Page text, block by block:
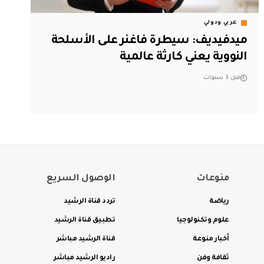
عربي ودولي
ميدفيديف: سيطرة فاغنر على الأسلحة
النووية يعني كارثة عالمية
قبل 3 سنوات
منوعات
رياضة
علوم وتكنولوجيا
أخبار منوعة
ثقافة وفن
الوصول السريع
تردد قناة الرشيد
تطبيق قناة الرشيد
قناة الرشيد مباشر
راديو الرشيد مباشر